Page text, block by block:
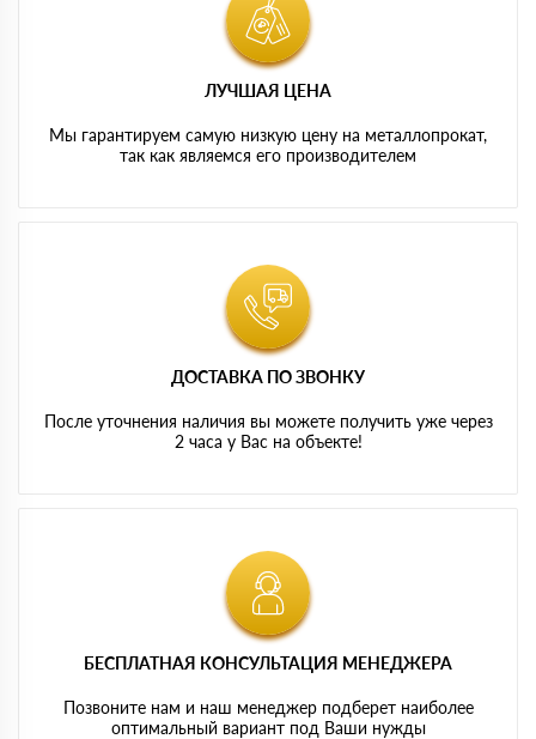
ЛУЧШАЯ ЦЕНА
Мы гарантируем самую низкую цену на металлопрокат,
так как являемся его производителем
ДОСТАВКА ПО ЗВОНКУ
После уточнения наличия вы можете получить уже через
2 часа у Вас на объекте!
БЕСПЛАТНАЯ КОНСУЛЬТАЦИЯ МЕНЕДЖЕРА
Позвоните нам и наш менеджер подберет наиболее
оптимальный вариант под Ваши нужды